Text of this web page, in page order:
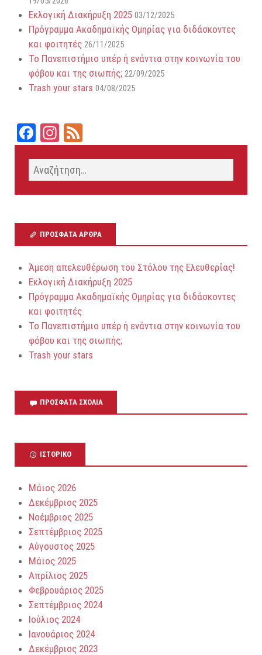
Εκλογική Διακήρυξη 2025 03/12/2025
Πρόγραμμα Ακαδημαϊκής Ομηρίας για διδάσκοντες
και φοιτητές 26/11/2025
Το Πανεπιστήμιο υπέρ ή ενάντια στην κοινωνία του
φόβου και της σιωπής; 22/09/2025
Trash your stars 04/08/2025
Fa
ce
bo
ok
In
st
ag
ra
ed
ΠΡΌΣΦΑΤΑ ΆΡΘΡΑ
Άμεση απελευθέρωση του Στόλου της Ελευθερίας!
Εκλογική Διακήρυξη 2025
Πρόγραμμα Ακαδημαϊκής Ομηρίας για διδάσκοντες
και φοιτητές
Το Πανεπιστήμιο υπέρ ή ενάντια στην κοινωνία του
φόβου και της σιωπής;
Trash your stars
ΠΡΌΣΦΑΤΑ ΣΧΌΛΙΑ
ΙΣΤΟΡΙΚΌ
Μάιος 2026
Δεκέμβριος 2025
Νοέμβριος 2025
Σεπτέμβριος 2025
Αύγουστος 2025
Μάιος 2025
Απρίλιος 2025
Φεβρουάριος 2025
Σεπτέμβριος 2024
Ιούλιος 2024
Ιανουάριος 2024
Δεκέμβριος 2023